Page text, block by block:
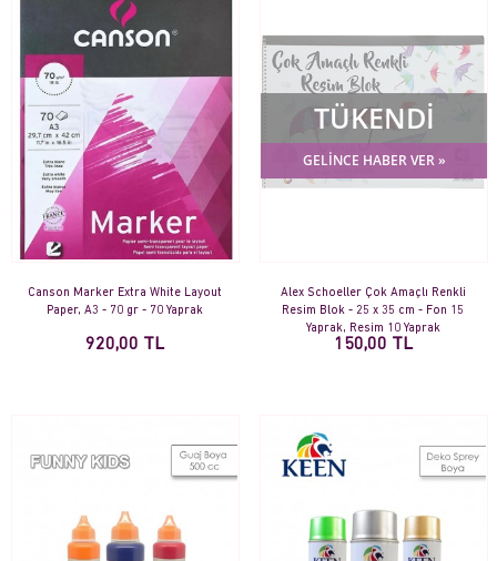
Canson Marker Extra White Layout
Paper, A3 - 70 gr - 70 Yaprak
920,00 TL
TÜKENDİ
GELİNCE HABER VER »
Alex Schoeller Çok Amaçlı Renkli
Resim Blok - 25 x 35 cm - Fon 15
Yaprak, Resim 10 Yaprak
150,00 TL